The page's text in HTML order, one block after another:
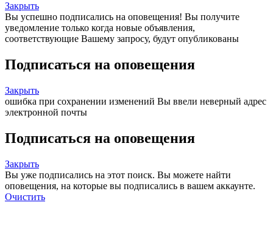
Закрыть
Вы успешно подписались на оповещения! Вы получите
уведомление только когда новые объявления,
соответствующие Вашему запросу, будут опубликованы
Подписаться на оповещения
Закрыть
ошибка при сохранении изменений Вы ввели неверный адрес
электронной почты
Подписаться на оповещения
Закрыть
Вы уже подписались на этот поиск. Вы можете найти
оповещения, на которые вы подписались в вашем аккаунте.
Очистить